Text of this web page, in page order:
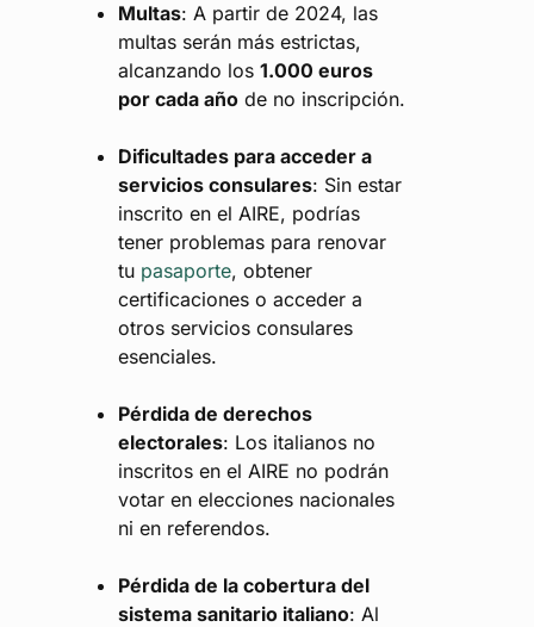
Multas: A partir de 2024, las
multas serán más estrictas,
alcanzando los1.000 euros
por cada año de no inscripción.
Dificultades para acceder a
servicios consulares: Sin estar
inscrito en el AIRE, podrías
tener problemas para renovar
tu pasaporte, obtener
certificaciones o acceder a
otros servicios consulares
esenciales.
Pérdida de derechos
electorales: Los italianos no
inscritos en el AIRE no podrán
votar en elecciones nacionales
ni en referendos.
Pérdida de la cobertura del
sistema sanitario italiano: Al